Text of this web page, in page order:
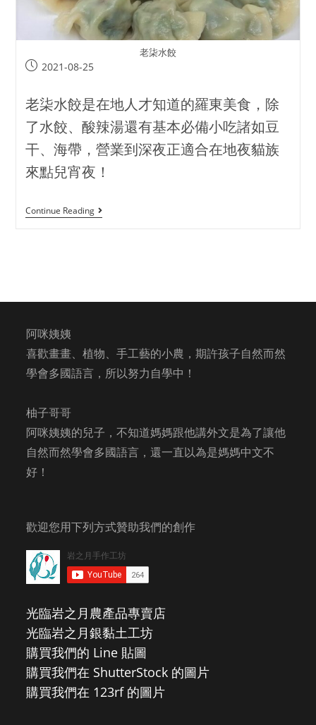
老柒水餃
2021-08-25
老柒水餃是在地人才知道的羅東美食，除
了水餃、酸辣湯還有基本必備小吃諸如豆
干、海帶，營業到深夜正適合在地夜貓族
來點兒宵夜！
Continue Reading
阿咪姨姨
喜歡畫畫、植物、手工藝的小農，期許孩子自然而然
學會多國語言，所以努力自學中！
柚子哥哥
阿咪姨姨的兒子，不知道媽媽跟他講外文是為了讓他
自然而然學會多國語言，還一直以為是媽媽中文不
好！
歡迎您用下列方式贊助我們的創作
光臨岩之月農產品專賣店
光臨岩之月銀黏土工坊
購買我們的 Line 貼圖
購買我們在 ShutterStock 的圖片
購買我們在 123rf 的圖片